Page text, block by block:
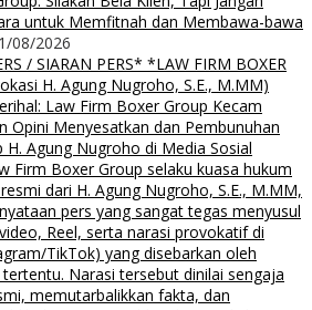
untuk Memfitnah dan Membawa-bawa
08/2026
/ SIARAN PERS* *LAW FIRM BOXER
H. Agung Nugroho, S.E., M.MM)
Law Firm Boxer Group Kecam
Opini Menyesatkan dan Pembunuhan
H. Agung Nugroho di Media Sosial
Firm Boxer Group selaku kuasa hukum
dari H. Agung Nugroho, S.E., M.MM,
pers yang sangat tegas menyusul
Reel, serta narasi provokatif di
TikTok) yang disebarkan oleh
Narasi tersebut dinilai sengaja
memutarbalikkan fakta, dan